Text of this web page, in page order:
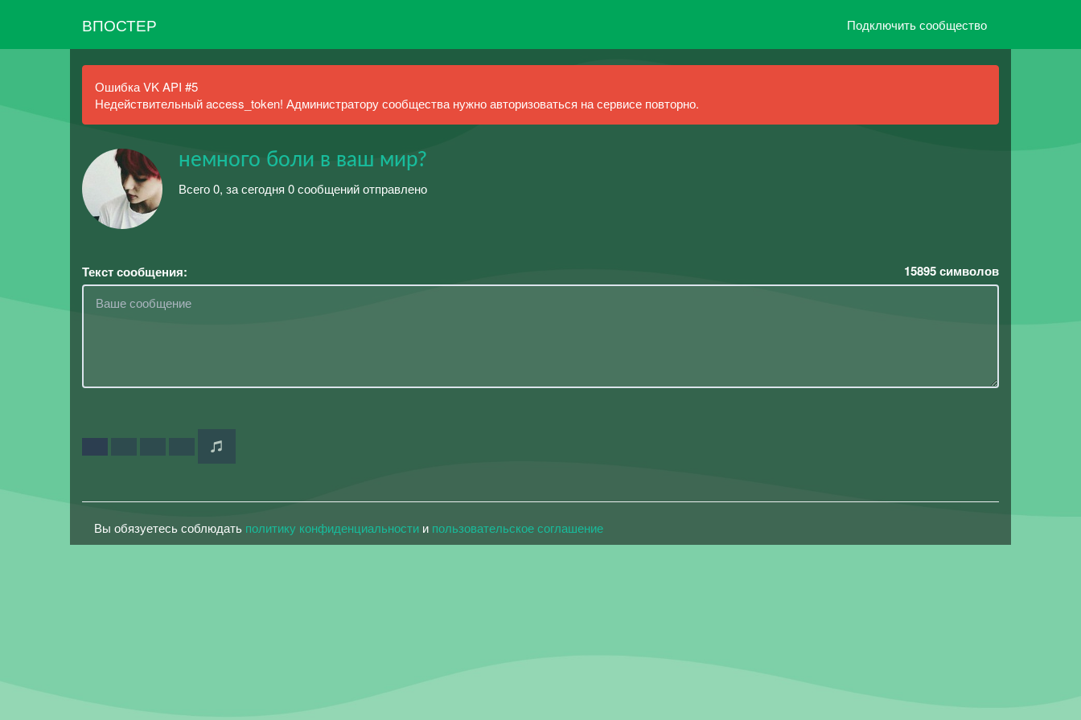
ВПОСТЕР Подключить сообщество
Ошибка VK API #5
Недействительный access_token! Администратору сообщества нужно авторизоваться на сервисе повторно.
немного боли в ваш мир?
Всего 0, за сегодня 0 сообщений отправлено
Текст сообщения: 15895символов
Вы обязуетесь соблюдать политику конфиденциальности и пользовательское соглашение